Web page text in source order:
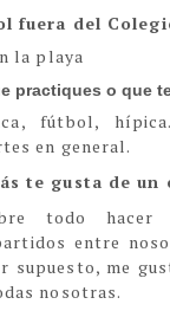
fuera del
la playa
practiques o que
fútbol,
en general.
te gusta de un
todo hacer
entre
supuesto, me
nosotras.